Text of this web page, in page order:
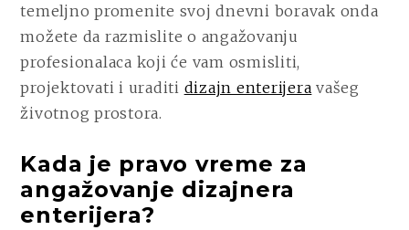
temeljno promenite svoj dnevni boravak onda
možete da razmislite o angažovanju
profesionalaca koji će vam osmisliti,
projektovati i uraditi dizajn enterijera vašeg
životnog prostora.
Kada je pravo vreme za
angažovanje dizajnera
enterijera?